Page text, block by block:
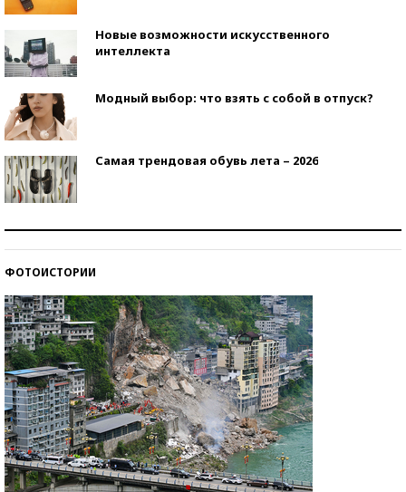
Новые возможности искусственного
интеллекта
Модный выбор: что взять с собой в отпуск?
Самая трендовая обувь лета – 2026
ФОТОИСТОРИИ